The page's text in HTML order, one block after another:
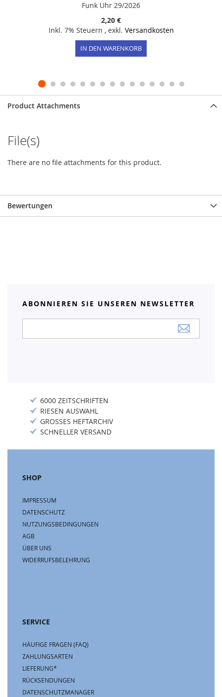
Funk Uhr 29/2026
2,20 €
Inkl. 7% Steuern , exkl. Versandkosten
IN DEN WARENKORB
Product Attachments
File(s)
There are no file attachments for this product.
Bewertungen
ABONNIEREN SIE UNSEREN NEWSLETTER
Newsletter:
6000 ZEITSCHRIFTEN
RIESEN AUSWAHL
GROSSES HEFTARCHIV
SCHNELLER VERSAND
SHOP
IMPRESSUM
DATENSCHUTZ
NUTZUNGSBEDINGUNGEN
AGB
ÜBER UNS
WIDERRUFSBELEHRUNG
SERVICE
HÄUFIGE FRAGEN (FAQ)
ZAHLUNGSARTEN
LIEFERUNG*
RÜCKSENDUNGEN
DATENSCHUTZMANAGER